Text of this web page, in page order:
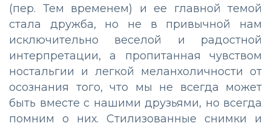
(пер. Тем временем) и ее главной темой
стала дружба, но не в привычной нам
исключительно веселой и радостной
интерпретации, а пропитанная чувством
ностальгии и легкой меланхоличности от
осознания того, что мы не всегда может
быть вместе с нашими друзьями, но всегда
помним о них. Стилизованные снимки и